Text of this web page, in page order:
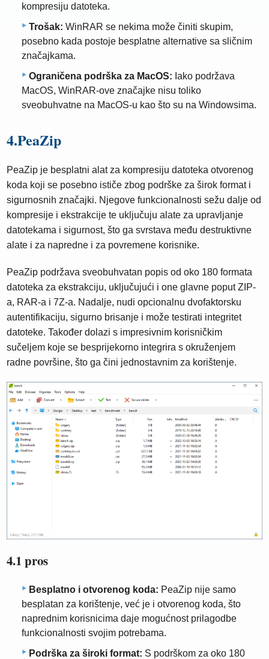
kompresiju datoteka.
Trošak: WinRAR se nekima može činiti skupim,
posebno kada postoje besplatne alternative sa sličnim
značajkama.
Ograničena podrška za MacOS: Iako podržava
MacOS, WinRAR-ove značajke nisu toliko
sveobuhvatne na MacOS-u kao što su na Windowsima.
4.PeaZip
PeaZip je besplatni alat za kompresiju datoteka otvorenog
koda koji se posebno ističe zbog podrške za širok format i
sigurnosnih značajki. Njegove funkcionalnosti sežu dalje od
kompresije i ekstrakcije te uključuju alate za upravljanje
datotekama i sigurnost, što ga svrstava među destruktivne
alate i za napredne i za povremene korisnike.
PeaZip podržava sveobuhvatan popis od oko 180 formata
datoteka za ekstrakciju, uključujući i one glavne poput ZIP-
a, RAR-a i 7Z-a. Nadalje, nudi opcionalnu dvofaktorsku
autentifikaciju, sigurno brisanje i može testirati integritet
datoteke. Također dolazi s impresivnim korisničkim
sučeljem koje se besprijekorno integrira s okruženjem
radne površine, što ga čini jednostavnim za korištenje.
4.1 pros
Besplatno i otvorenog koda: PeaZip nije samo
besplatan za korištenje, već je i otvorenog koda, što
naprednim korisnicima daje mogućnost prilagodbe
funkcionalnosti svojim potrebama.
Podrška za široki format: S podrškom za oko 180